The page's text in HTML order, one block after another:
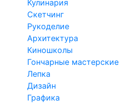
Кулинария
Скетчинг
Рукоделие
Архитектура
Киношколы
Гончарные мастерские
Лепка
Дизайн
Графика